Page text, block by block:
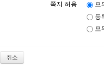
쪽지 허용
모
등
모
취소